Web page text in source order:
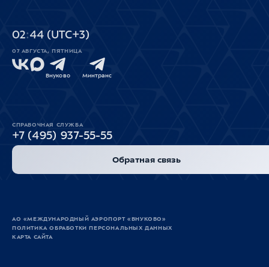
02 44 (UTC+3)
07 АВГУСТА, ПЯТНИЦА
Внуково Минтранс
СПРАВОЧНАЯ СЛУЖБА
+7 (495) 937-55-55
Обратная связь
АО «МЕЖДУНАРОДНЫЙ АЭРОПОРТ «ВНУКОВО»
ПОЛИТИКА ОБРАБОТКИ ПЕРСОНАЛЬНЫХ ДАННЫХ
КАРТА САЙТА